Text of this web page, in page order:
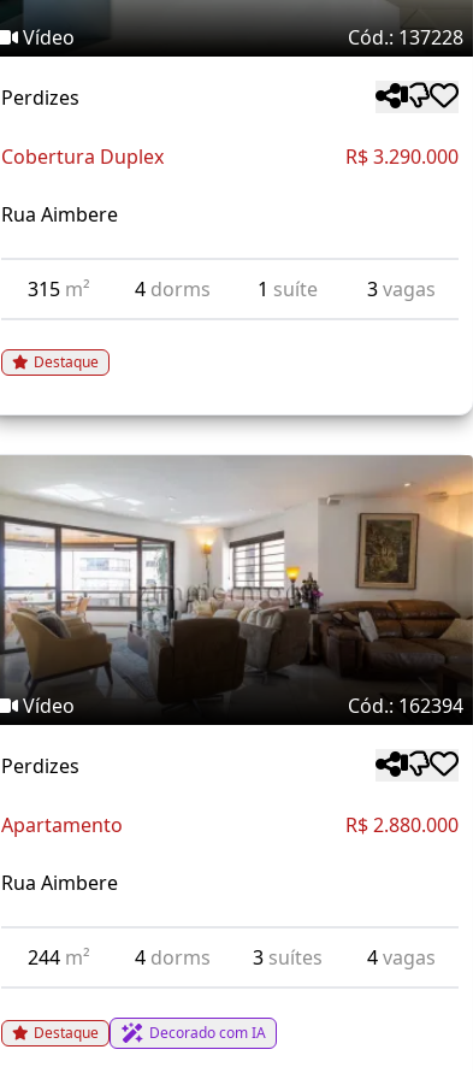
Vídeo Cód.: 137228
Perdizes
Cobertura Duplex R$ 3.290.000
Rua Aimbere
315 m² 4 dorms 1 suíte 3vagas
Destaque
Vídeo Cód.: 162394
Perdizes
Apartamento R$ 2.880.000
Rua Aimbere
244 m² 4 dorms 3 suítes 4vagas
Destaque Decorado com IA